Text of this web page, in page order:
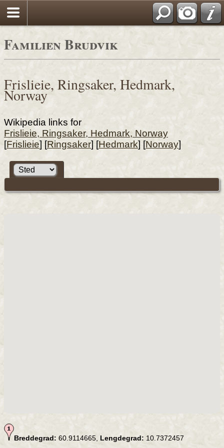
Familien Brudvik
Frislieie, Ringsaker, Hedmark,
Norway
Wikipedia links for
Frislieie, Ringsaker, Hedmark, Norway
[Frislieie] [Ringsaker] [Hedmark] [Norway]
Breddegrad: 60.9114665, Lengdegrad: 10.7372457